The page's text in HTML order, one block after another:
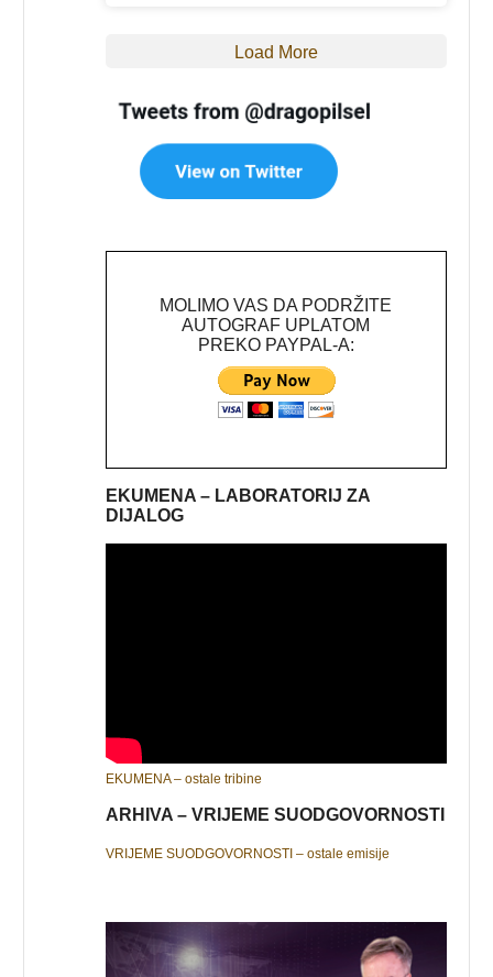
Load More
MOLIMO VAS DA PODRŽITE
AUTOGRAF UPLATOM
PREKO PAYPAL-A:
EKUMENA – LABORATORIJ ZA
DIJALOG
EKUMENA – ostale tribine
ARHIVA – VRIJEME SUODGOVORNOSTI
VRIJEME SUODGOVORNOSTI – ostale emisije